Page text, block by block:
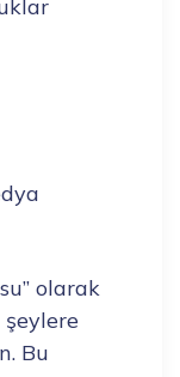
olarak
şeylere
Bu